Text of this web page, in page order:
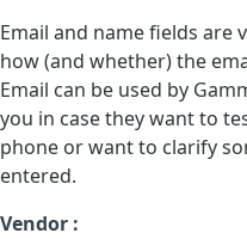
Email and name fields are
how (and whether) the
Email can be used by
you in case they want to
phone or want to clarify
entered.
Vendor :